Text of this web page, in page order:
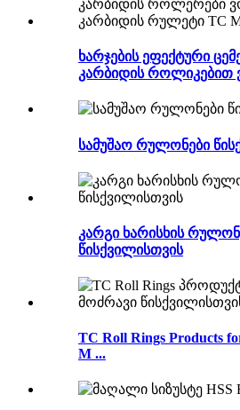
ხარჯების ეფექტური
კარბიდის როლიკებით
სამუშაო რულონები
კარგი ხარისხის
წისქვილისთვის
TC Roll Rings Products
M ...